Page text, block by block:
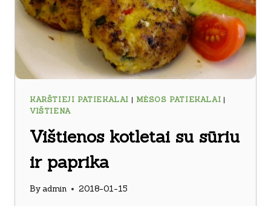
KARŠTIEJI PATIEKALAI | MĖSOS PATIEKALAI |
VIŠTIENA
Vištienos kotletai su sūriu
ir paprika
By admin 2018-01-15